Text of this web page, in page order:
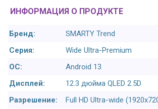
ИНФОРМАЦИЯ О ПРОДУКТЕ
Бренд:
SMARTY Trend
Серия:
Wide Ultra-Premium
ОС:
Android 13
Дисплей:
12.3 дюйма QLED 2.5D
Разрешение:
Full HD Ultra-wide